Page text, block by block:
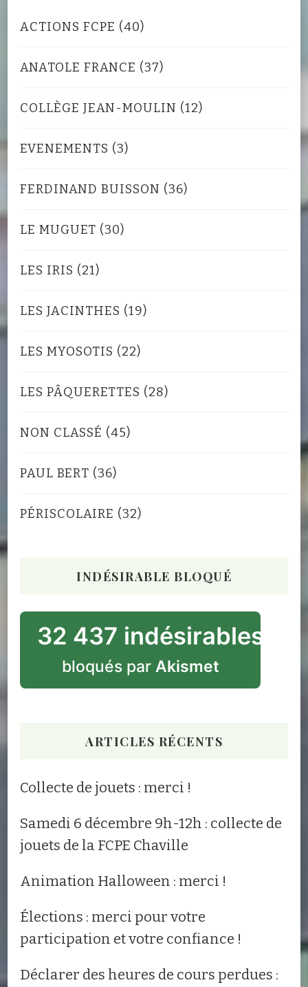
ACTIONS FCPE (40)
ANATOLE FRANCE (37)
COLLÈGE JEAN-MOULIN (12)
EVENEMENTS (3)
FERDINAND BUISSON (36)
LE MUGUET (30)
LES IRIS (21)
LES JACINTHES (19)
LES MYOSOTIS (22)
LES PÂQUERETTES (28)
NON CLASSÉ (45)
PAUL BERT (36)
PÉRISCOLAIRE (32)
INDÉSIRABLE BLOQUÉ
32 437 indésirables
bloqués par Akismet
ARTICLES RÉCENTS
Collecte de jouets : merci !
Samedi 6 décembre 9h-12h : collecte de
jouets de la FCPE Chaville
Animation Halloween : merci !
Élections : merci pour votre
participation et votre confiance !
Déclarer des heures de cours perdues :